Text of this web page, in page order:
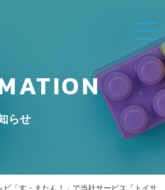
らせ
ビ「す・またん！」で当社サービス「トイサ